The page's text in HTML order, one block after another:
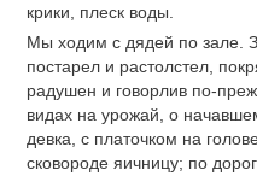
крики, плеск воды.
Мы ходим с дядей по зале.
постарел и растолстел,
радушен и говорлив по-
видах на урожай, о
девка, с платочком на
сковороде яичницу; по